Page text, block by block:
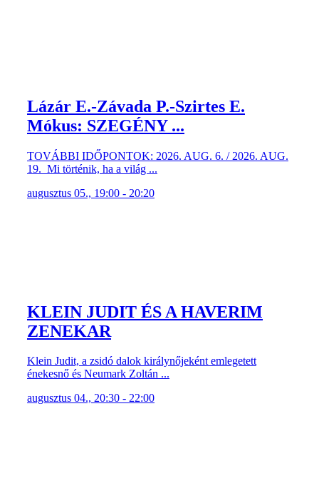
Lázár E.-Závada P.-Szirtes E.
Mókus: SZEGÉNY ...
TOVÁBBI IDŐPONTOK: 2026. AUG. 6. / 2026. AUG.
19. Mi történik, ha a világ ...
augusztus 05., 19:00 - 20:20
KLEIN JUDIT ÉS A HAVERIM
ZENEKAR
Klein Judit, a zsidó dalok királynőjeként emlegetett
énekesnő és Neumark Zoltán ...
augusztus 04., 20:30 - 22:00